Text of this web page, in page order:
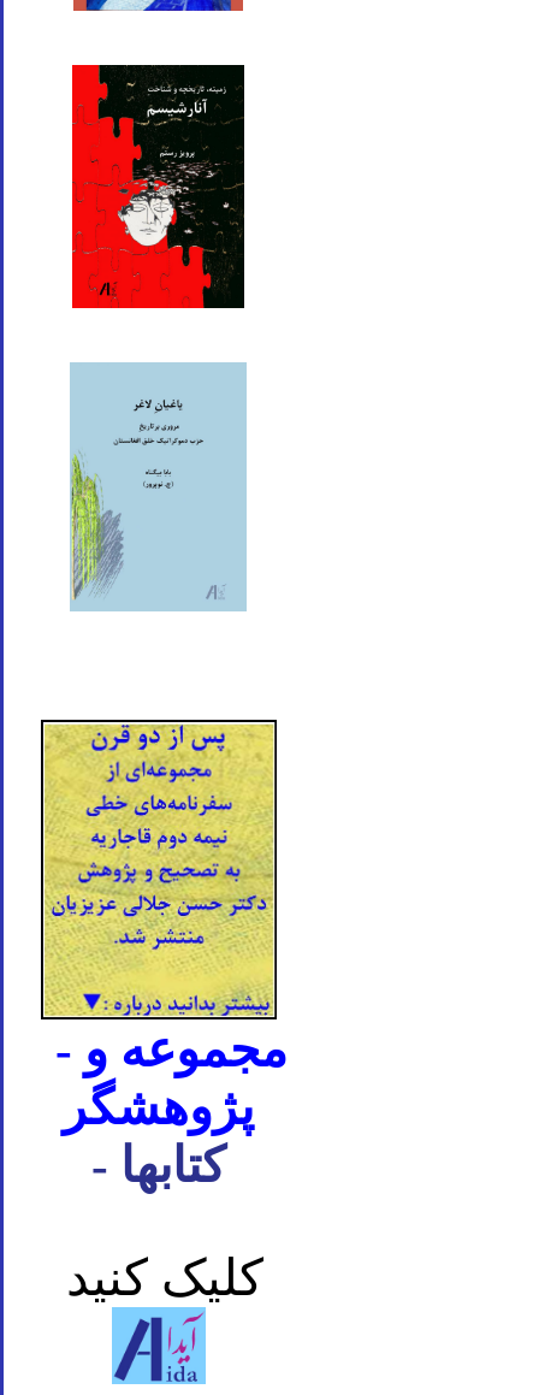
- مجموعه و
پژوهشگر
- کتابها
کلیک کنید